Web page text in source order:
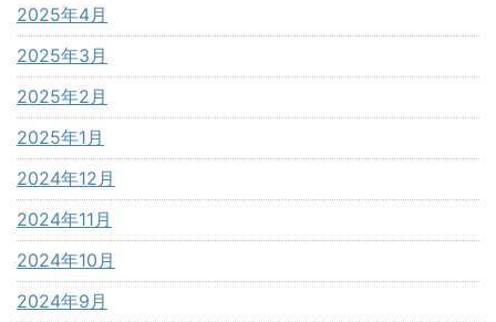
2025年4月
2025年3月
2025年2月
2025年1月
2024年12月
2024年11月
2024年10月
2024年9月